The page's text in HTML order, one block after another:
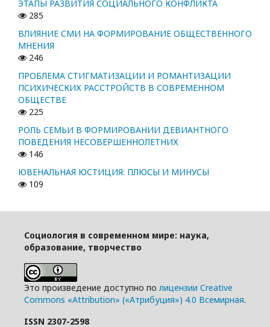
ЭТАПЫ РАЗВИТИЯ СОЦИАЛЬНОГО КОНФЛИКТА
285
ВЛИЯНИЕ СМИ НА ФОРМИРОВАНИЕ ОБЩЕСТВЕННОГО
МНЕНИЯ
246
ПРОБЛЕМА СТИГМАТИЗАЦИИ И РОМАНТИЗАЦИИ
ПСИХИЧЕСКИХ РАССТРОЙСТВ В СОВРЕМЕННОМ
ОБЩЕСТВЕ
225
РОЛЬ СЕМЬИ В ФОРМИРОВАНИИ ДЕВИАНТНОГО
ПОВЕДЕНИЯ НЕСОВЕРШЕННОЛЕТНИХ
146
ЮВЕНАЛЬНАЯ ЮСТИЦИЯ: ПЛЮСЫ И МИНУСЫ
109
Социология в современном мире: наука,
образование, творчество
Это произведение доступно по лицензии Creative
Commons «Attribution» («Атрибуция») 4.0 Всемирная.
ISSN 2307-2598